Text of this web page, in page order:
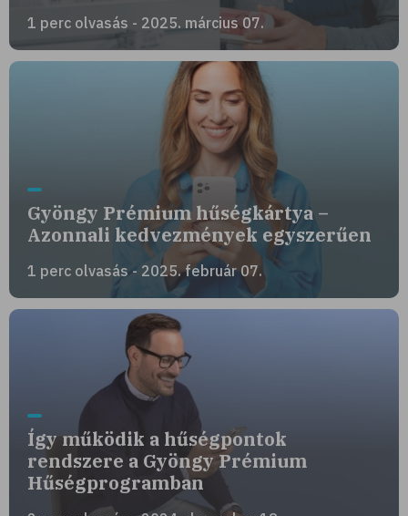
1 perc olvasás - 2025. március 07.
Gyöngy Prémium hűségkártya –
Azonnali kedvezmények egyszerűen
1 perc olvasás - 2025. február 07.
Így működik a hűségpontok
rendszere a Gyöngy Prémium
Hűségprogramban